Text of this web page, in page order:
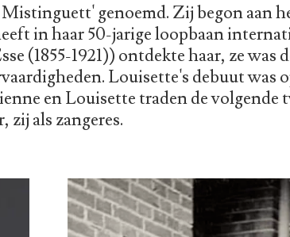
genoemd. Zij begon aan
in haar 50-jarige loopbaan
(1855-1921)) ontdekte haar, ze was
Louisette's debuut was
en Louisette traden de volgende
als zangeres.